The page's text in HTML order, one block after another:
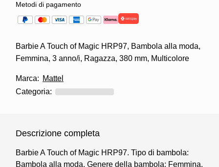
Metodi di pagamento
Barbie A Touch of Magic HRP97, Bambola alla moda,
Femmina, 3 anno/i, Ragazza, 380 mm, Multicolore
Marca: Mattel
Categoria:
Descrizione completa
Barbie A Touch of Magic HRP97. Tipo di bambola:
Bambola alla moda, Genere della bambola: Femmina,